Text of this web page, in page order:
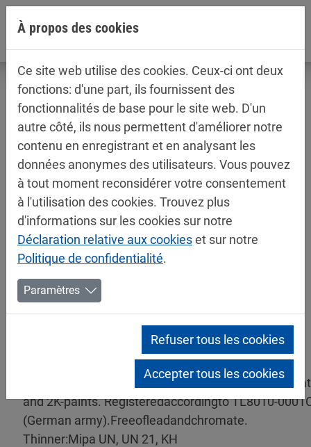
Aller directement à la navigation principale
Aller directement au contenu
Fiches techniques / fiches de
sécurité
Peintures industrielles
Synthetic primer based on
and 2K-paints. Registeredaccordingto TL8010-
(German army).Freeofleadandchromate.
Thinner:Mipa UN, UN 21, KH
À propos des cookies
Ce site web utilise des cookies. Ceux-ci ont deux
fonctions: d'une part, ils fournissent des
fonctionnalités de base pour le site web. D'un
autre côté, ils nous permettent d'améliorer notre
contenu en enregistrant et en analysant les
données anonymes des utilisateurs. Vous pouvez
à tout moment reconsidérer votre consentement
à l'utilisation des cookies. Trouvez plus
d'informations sur les cookies sur notre
Déclaration relative aux cookieset sur notre
Politique de confidentialité.
Paramètres
Refuser tous les cookies
Accepter tous les cookies